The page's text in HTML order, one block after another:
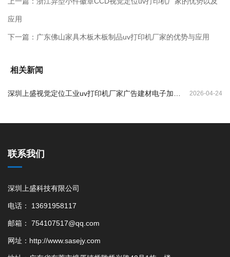
应用
下一篇： 广东佛山家具木板木板制品uv打印机厂家的优势与应用
相关新闻
2026-04-24
深圳上盛视觉定位工业uv打印机厂家广告建材电子加工
联系我们
深圳上盛科技有限公司
电话： 13691958117
邮箱： 754107517@qq.com
网址：http://www.sasejy.com